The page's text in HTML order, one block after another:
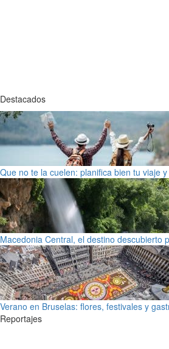
Destacados
Que no te la cuelen: planifica bien tu viaje
Macedonia Central, el destino descubierto
Verano en Bruselas: flores, festivales y
Reportajes